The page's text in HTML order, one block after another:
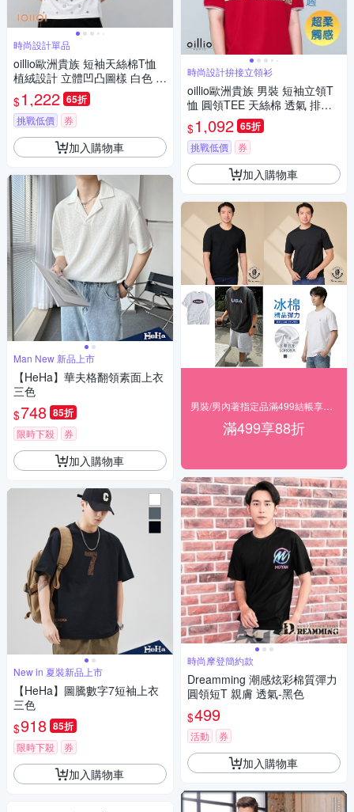
時尚設計單品
oillio歐洲貴族 短袖天絲棉T恤
植絨設計 立體凹凸圖樣 白色 男
女裝 法國品牌
$1,222 65折
挑戰低價 券
加入購物車
Man New 新品上市
【HeHa】華夫格翻領素面上衣
三色
$748 85折
限時下殺 券
加入購物車
New in 夏裝新品上市
【HeHa】圖騰數字7短袖上衣
三色
$918 85折
限時下殺 券
加入購物車
時尚設計拚接立領衫
oillio歐洲貴族 男裝 短袖立領T
恤 圓領TEE 天絲棉 透氣 排汗
速乾 彈力防皺 紅色 法國品牌
有大尺碼
$1,092 65折
挑戰低價 券
加入購物車
滿499享88折
時尚摩登簡約款
Dreamming 潮感炫彩棉質彈力
圓領短T 親膚 透氣-黑色
$499
活動 券
加入購物車